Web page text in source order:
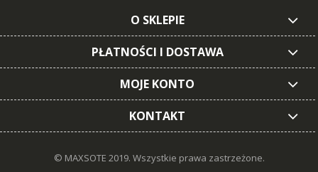
O SKLEPIE
PŁATNOŚCI I DOSTAWA
MOJE KONTO
KONTAKT
© MAXSOTE 2019. Wszystkie prawa zastrzeżone.